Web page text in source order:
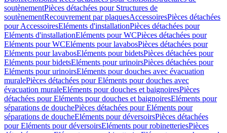
soutènementPièces détachées pour Structures de
soutènementRecouvrement par plaquesAccessoiresPièces détachées
pour AccessoiresEléments d'installationPièces détachées pour
Eléments d'installationEléments pour WCPièces détachées pour
Eléments pour WCEléments pour lavabosPièces détachées pour
Eléments pour lavabosEléments pour bidetsPièces détachées pour
Eléments pour bidetsEléments pour urinoirsPièces détachées pour
Eléments pour urinoirsEléments pour douches avec évacuation
muralePièces détachées pour Eléments pour douches avec
évacuation muraleEléments pour douches et baignoiresPièces
détachées pour Eléments pour douches et baignoiresEléments pour
séparations de douchePièces détachées pour Eléments pour
séparations de doucheEléments pour déversoirsPièces détachées
pour Eléments pour déversoirsEléments pour robinetteriesPièces